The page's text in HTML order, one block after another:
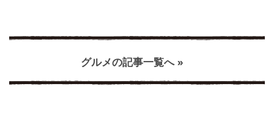
グルメの記事一覧へ »